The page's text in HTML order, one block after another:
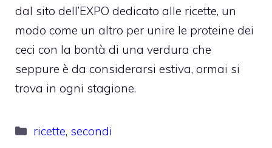
dal sito dell’EXPO dedicato alle ricette, un
modo come un altro per unire le proteine dei
ceci con la bontà di una verdura che
seppure è da considerarsi estiva, ormai si
trova in ogni stagione.
Categorie
ricette, secondi